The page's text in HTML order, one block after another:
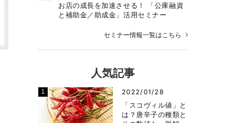
お店の成長を加速させる！ 「公庫融資
と補助金／助成金」活用セミナー
セミナー情報一覧はこちら
人気記事
2022/01/28
「スコヴィル値」と
は？唐辛子の種類と